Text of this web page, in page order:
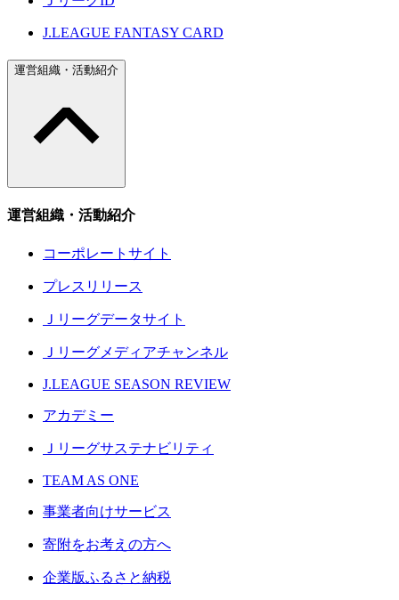
J.LEAGUE FANTASY CARD
運営組織・活動紹介
運営組織・活動紹介
コーポレートサイト
プレスリリース
Ｊリーグデータサイト
Ｊリーグメディアチャンネル
J.LEAGUE SEASON REVIEW
アカデミー
Ｊリーグサステナビリティ
TEAM AS ONE
事業者向けサービス
寄附をお考えの方へ
企業版ふるさと納税